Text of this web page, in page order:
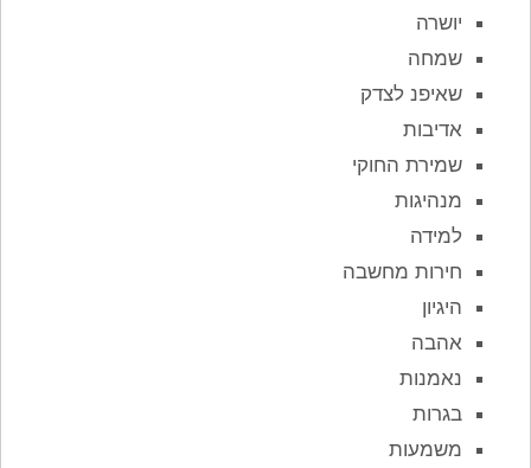
יושרה
שמחה
שאיפנ לצדק
אדיבות
שמירת החוקי
מנהיגות
למידה
חירות מחשבה
היגיון
אהבה
נאמנות
בגרות
משמעות